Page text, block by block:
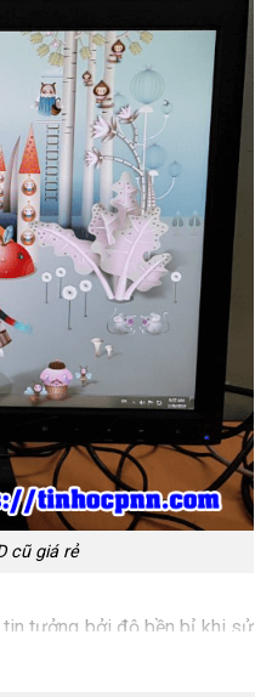
cũ giá rẻ
tưởng bởi độ bền bỉ khi sử